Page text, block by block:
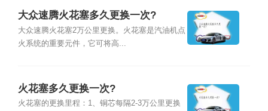
大众速腾火花塞多久更换一次?
大众速腾火花塞2万公里更换。火花塞是汽油机点
火系统的重要元件，它可将高...
火花塞多久更换一次?
火花塞的更换里程：1、铜芯每隔2-3万公里更换